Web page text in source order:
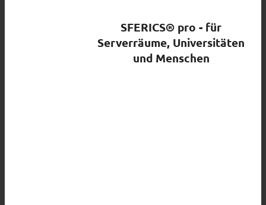
SFERICS® pro - für
Serverräume, Universitäten
und Menschen